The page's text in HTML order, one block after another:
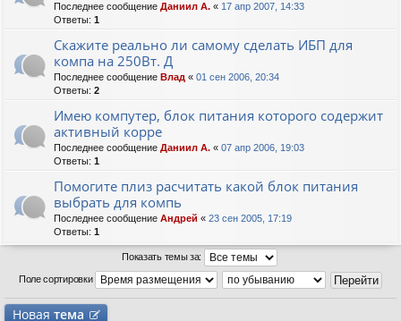
Последнее сообщение Даниил А. « 17 апр 2007, 14:33
Ответы: 1
Скажите реально ли самому сделать ИБП для
компа на 250Вт. Д
Последнее сообщение Влад « 01 сен 2006, 20:34
Ответы: 2
Имею компутер, блок питания которого содержит
активный корре
Последнее сообщение Даниил А. « 07 апр 2006, 19:03
Ответы: 1
Помогите плиз расчитать какой блок питания
выбрать для компь
Последнее сообщение Андрей « 23 сен 2005, 17:19
Ответы: 1
Показать темы за:
Поле сортировки
Новая тема